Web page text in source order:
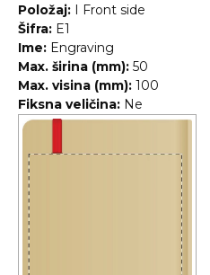
Položaj: I Front side
Šifra: E1
Ime: Engraving
Max. širina (mm): 50
Max. visina (mm): 100
Fiksna veličina: Ne